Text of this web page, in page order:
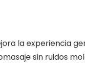
la experiencia
sin ruidos